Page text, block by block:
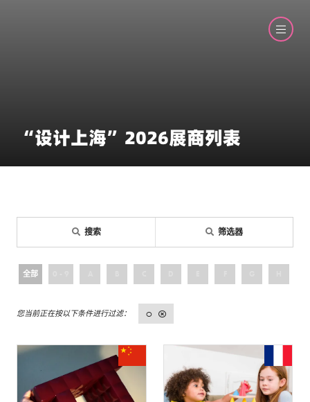
“设计上海”2026展商列表
搜索 筛选器
全部
O